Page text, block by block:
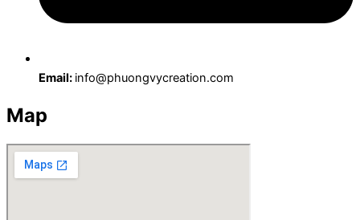
Email: info@phuongvycreation.com
Map